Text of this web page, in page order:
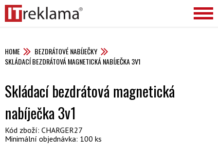
HOME
BEZDRÁTOVÉ NABÍJEČKY
SKLÁDACÍ BEZDRÁTOVÁ MAGNETICKÁ NABÍJEČKA 3V1
Skládací bezdrátová magnetická
nabíječka 3v1
Kód zboží: CHARGER27
Minimální objednávka: 100 ks